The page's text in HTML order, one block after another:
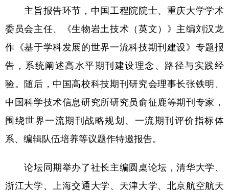
主旨报告环节，中国工程院院士、重庆大学学术
委员会主任、《生物岩土技术（英文）》主编刘汉龙
作《基于学科发展的世界一流科技期刊建设》专题报
告，系统阐述高水平期刊建设理念、路径与实践经
验。随后，中国高校科技期刊研究会理事长张铁明、
中国科学技术信息研究所研究员俞征鹿等期刊专家，
围绕世界一流期刊战略规划、一流期刊评价指标体
系、编辑队伍培养等议题作特邀报告。
论坛同期举办了社长主编圆桌论坛，清华大学、
浙江大学、上海交通大学、天津大学、北京航空航天